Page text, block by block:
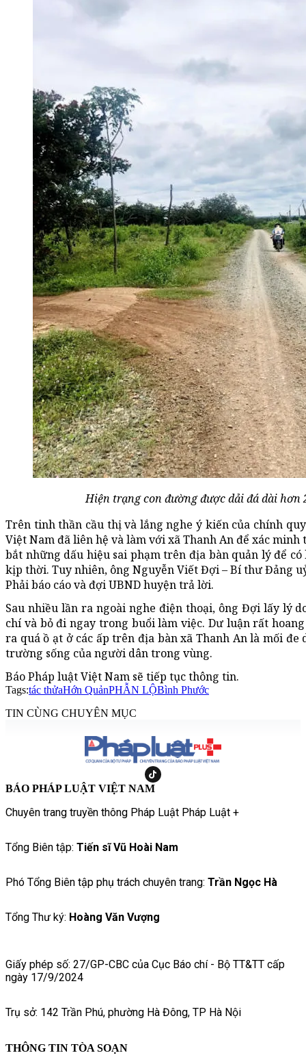
Hiện trạng con đường được dải đá dài hơn
Trên tinh thần cầu thị và lắng nghe ý kiến của chính
Việt Nam đã liên hệ và làm với xã Thanh An để xác
bắt những dấu hiệu sai phạm trên địa bàn quản lý để
kịp thời. Tuy nhiên, ông Nguyễn Viết Đợi – Bí thư Đảng
Phải báo cáo và đợi UBND huyện trả lời.
Sau nhiều lần ra ngoài nghe điện thoại, ông Đợi lấy lý
chí và bỏ đi ngay trong buổi làm việc. Dư luận rất
ra quá ồ ạt ở các ấp trên địa bàn xã Thanh An là mối
trường sống của người dân trong vùng.
Báo Pháp luật Việt Nam sẽ tiếp tục thông tin.
Tags:tác thửaHớn QuảnPHẪN LỘBình Phước
TIN CÙNG CHUYÊN MỤC
BÁO PHÁP LUẬT VIỆT NAM
Chuyên trang truyền thông Pháp Luật Pháp Luật +
Tổng Biên tập: Tiến sĩ Vũ Hoài Nam
Phó Tổng Biên tập phụ trách chuyên trang: Trần Ngọc Hà
Tổng Thư ký: Hoàng Văn Vượng
Giấy phép số: 27/GP-CBC của Cục Báo chí - Bộ TT&TT cấp
ngày 17/9/2024
Trụ sở: 142 Trần Phú, phường Hà Đông, TP Hà Nội
THÔNG TIN TÒA SOẠN